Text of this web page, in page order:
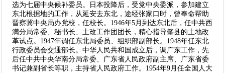
选为七届中央候补委员。日本投降后，受党中央委派，参加建立
东北根据地的工作，从延安去东北，途经张家口时，曾奉命帮助
晋察冀中央局办党校，任校长。1946年5月到达东北后，任中共西
满分局常委、秘书长、土改工作团团长，精心指导肇县的土地改
革试点。1947年调任东北局委员、组织部副部长。1948年任东北
行政委员会交通部长。中华人民共和国成立后，调广东工作，先
后任中共中央华南分局常委、广东省人民政府副主席、广东省委
书记兼副省长等职，主持省人民政府工作。1954年9月任全国人大